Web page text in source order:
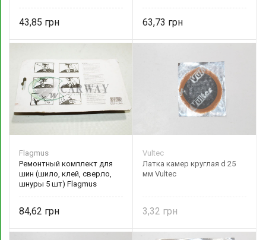
43,85 63,73
Flagmus
Ремонтный комплект для
шин (шило, клей, сверло,
шнуры 5 шт) Flagmus
84,62
Vultec
Латка камер круглая d 25
мм Vultec
3,32